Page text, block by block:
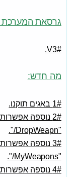
גרסאת המערכת
V3#.
מה חדש:
1# באגים תוקנו.
2# נוספה
"DropWeapn/".
3# נוספה
"MyWeapons/".
4# נוספה